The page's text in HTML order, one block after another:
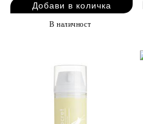
В наличност